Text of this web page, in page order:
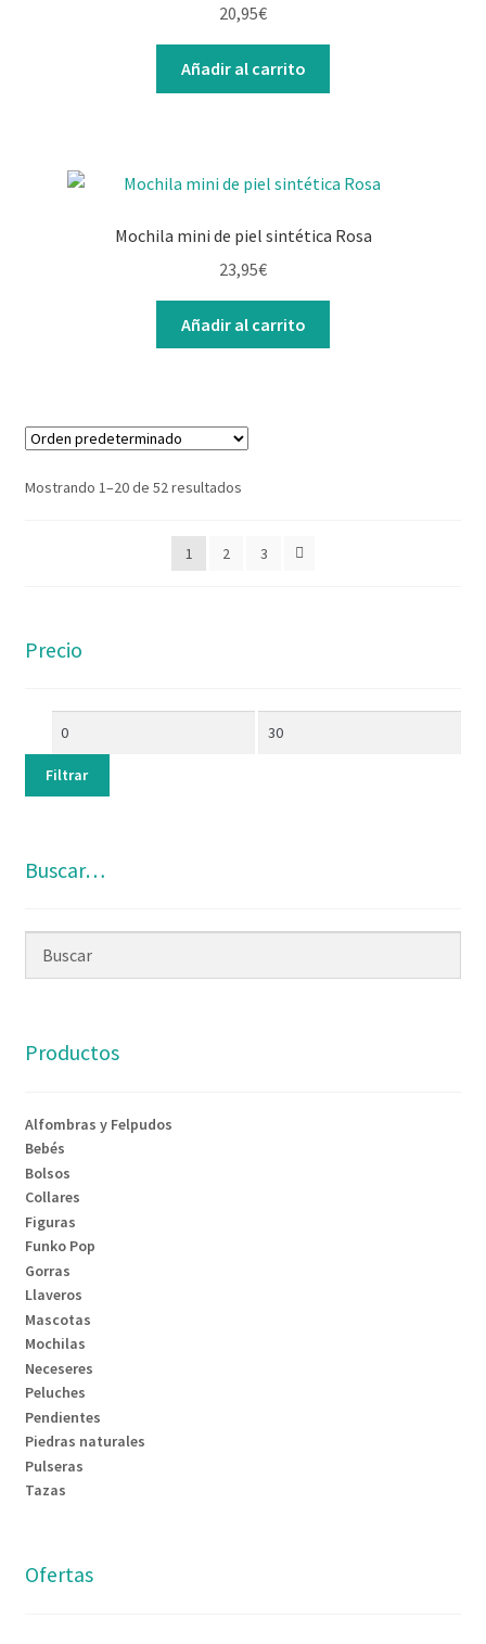
20,95€
Añadir al carrito
Mochila mini de piel sintética Rosa
23,95€
Añadir al carrito
Mostrando 1–20 de 52 resultados
1 2 3
Precio
Filtrar
Buscar…
Productos
Alfombras y Felpudos
Bebés
Bolsos
Collares
Figuras
Funko Pop
Gorras
Llaveros
Mascotas
Mochilas
Neceseres
Peluches
Pendientes
Piedras naturales
Pulseras
Tazas
Ofertas